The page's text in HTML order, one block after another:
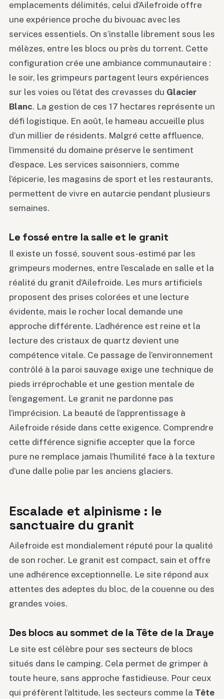
emplacements délimités, celui d’Ailefroide offre
une expérience proche du bivouac avec les
services essentiels. On s’installe librement sous les
mélèzes, entre les blocs ou près du torrent. Cette
configuration crée une ambiance communautaire :
le soir, les grimpeurs partagent leurs expériences
sur les voies ou l’état des crevasses du Glacier
Blanc. La gestion de ces 17 hectares représente un
défi logistique. En août, le hameau accueille plus
d’un millier de résidents. Malgré cette affluence,
l’immensité du domaine préserve le sentiment
d’espace. Les services saisonniers, comme
l’épicerie, les magasins de sport et les restaurants,
permettent de vivre en autarcie pendant plusieurs
semaines.
Le fossé entre la salle et le granit
Il existe un fossé, souvent sous-estimé par les
grimpeurs modernes, entre l’escalade en salle et la
réalité du granit d’Ailefroide. Les murs artificiels
proposent des prises colorées et une lecture
évidente, mais le rocher local demande une
approche différente. L’adhérence est reine et la
lecture des cristaux de quartz devient une
compétence vitale. Ce passage de l’environnement
contrôlé à la paroi sauvage exige une technique de
pieds irréprochable et une gestion mentale de
l’engagement. Le granit ne pardonne pas
l’imprécision. La beauté de l’apprentissage à
Ailefroide réside dans cette exigence. Comprendre
cette différence signifie accepter que la force
pure ne remplace jamais l’humilité face à la texture
d’une dalle polie par les anciens glaciers.
Escalade et alpinisme : le
sanctuaire du granit
Ailefroide est mondialement réputé pour la qualité
de son rocher. Le granit est compact, sain et offre
une adhérence exceptionnelle. Le site répond aux
attentes des adeptes du bloc, de la couenne ou des
grandes voies.
Des blocs au sommet de la Tête de la Draye
Le site est célèbre pour ses secteurs de blocs
situés dans le camping. Cela permet de grimper à
toute heure, sans approche fastidieuse. Pour ceux
qui préfèrent l’altitude, les secteurs comme la Tête